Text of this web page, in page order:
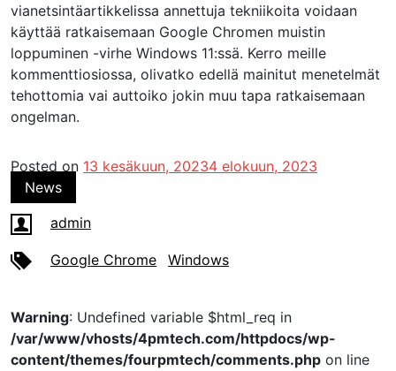
vianetsintäartikkelissa annettuja tekniikoita voidaan
käyttää ratkaisemaan Google Chromen muistin
loppuminen -virhe Windows 11:ssä. Kerro meille
kommenttiosiossa, olivatko edellä mainitut menetelmät
tehottomia vai auttoiko jokin muu tapa ratkaisemaan
ongelman.
Posted on 13 kesäkuun, 20234 elokuun, 2023
News
admin
Google Chrome Windows
Warning: Undefined variable $html_req in
/var/www/vhosts/4pmtech.com/httpdocs/wp-
content/themes/fourpmtech/comments.php on line